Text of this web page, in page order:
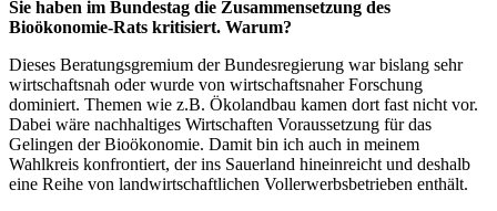
Sie haben im Bundestag die Zusammensetzung des
Bioökonomie-Rats kritisiert. Warum?
Dieses Beratungsgremium der Bundesregierung war bislang sehr
wirtschaftsnah oder wurde von wirtschaftsnaher Forschung
dominiert. Themen wie z.B. Ökolandbau kamen dort fast nicht vor.
Dabei wäre nachhaltiges Wirtschaften Voraussetzung für das
Gelingen der Bioökonomie. Damit bin ich auch in meinem
Wahlkreis konfrontiert, der ins Sauerland hineinreicht und deshalb
eine Reihe von landwirtschaftlichen Vollerwerbsbetrieben enthält.